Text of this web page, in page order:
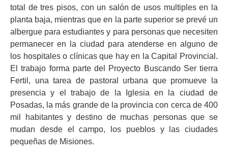
total de tres pisos, con un salón de usos multiples en la
planta baja, mientras que en la parte superior se prevé un
albergue para estudiantes y para personas que necesiten
permanecer en la ciudad para atenderse en alguno de
los hospitales o clínicas que hay en la Capital Provincial.
El trabajo forma parte del Proyecto Buscando Ser tierra
Fertil, una tarea de pastoral urbana que promueve la
presencia y el trabajo de la Iglesia en la ciudad de
Posadas, la más grande de la provincia con cerca de 400
mil habitantes y destino de muchas personas que se
mudan desde el campo, los pueblos y las ciudades
pequeñas de Misiones.